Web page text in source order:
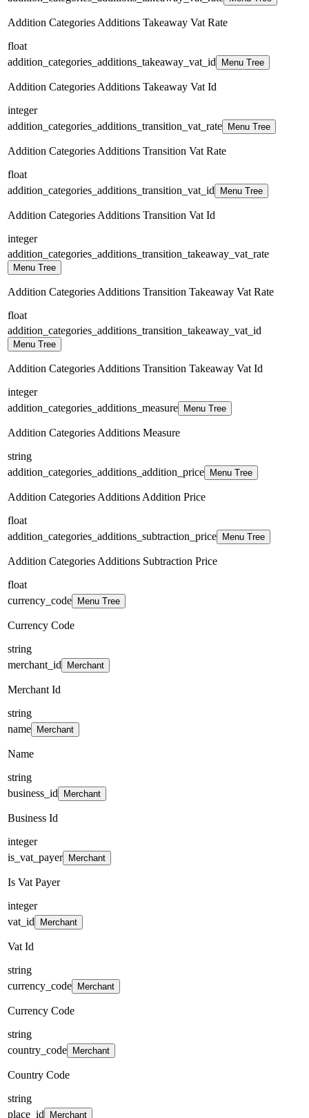
Addition Categories Additions Takeaway Vat Rate
float
addition_categories_additions_takeaway_vat_id
Menu Tree
Addition Categories Additions Takeaway Vat Id
integer
addition_categories_additions_transition_vat_rate
Menu Tree
Addition Categories Additions Transition Vat Rate
float
addition_categories_additions_transition_vat_id
Menu Tree
Addition Categories Additions Transition Vat Id
integer
addition_categories_additions_transition_takeaway_vat_rate
Menu Tree
Addition Categories Additions Transition Takeaway Vat Rate
float
addition_categories_additions_transition_takeaway_vat_id
Menu Tree
Addition Categories Additions Transition Takeaway Vat Id
integer
addition_categories_additions_measure
Menu Tree
Addition Categories Additions Measure
string
addition_categories_additions_addition_price
Menu Tree
Addition Categories Additions Addition Price
float
addition_categories_additions_subtraction_price
Menu Tree
Addition Categories Additions Subtraction Price
float
currency_code
Menu Tree
Currency Code
string
merchant_id
Merchant
Merchant Id
string
name
Merchant
Name
string
business_id
Merchant
Business Id
integer
is_vat_payer
Merchant
Is Vat Payer
integer
vat_id
Merchant
Vat Id
string
currency_code
Merchant
Currency Code
string
country_code
Merchant
Country Code
string
place_id
Merchant